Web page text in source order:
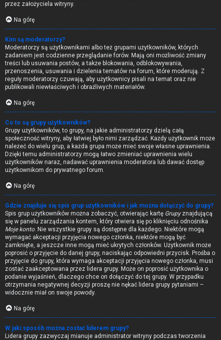
przez założyciela witryny.
Na górę
Kim są moderatorzy?
Moderatorzy są użytkownikami albo też grupami użytkowników, których
zadaniem jest codzienne przeglądanie forów. Mają oni możliwość zmiany
treści lub usuwania postów, a także blokowania, odblokowywania,
przenoszenia, usuwania i dzielenia tematów na forum, które moderują. Z
reguły moderatorzy czuwają, aby użytkownicy pisali na temat oraz nie
publikowali niewłaściwych i obraźliwych materiałów.
Na górę
Co to są grupy użytkowników?
Grupy użytkowników, to grupy, na jakie administratorzy dzielą całą
społeczność witryny, aby łatwiej było nimi zarządzać. Każdy użytkownik może
należeć do wielu grup, a każda grupa może mieć swoje własne uprawnienia.
Dzięki temu administratorzy mogą łatwo zmieniać uprawnienia wielu
użytkowników naraz, nadawać uprawnienia moderatora lub dawać dostęp
użytkownikom do prywatnego forum.
Na górę
Gdzie znajduje się spis grup użytkowników i jak można dołączyć do grupy?
Spis grup użytkowników można zobaczyć, otwierając kartę Grupyznajdującą
się w panelu zarządzania kontem, który otwiera się po kliknięciu odnośnika
Moje konto. Nie wszystkie grupy są dostępne dla każdego. Niektóre mogą
wymagać akceptacji przyjęcia nowego członka, niektóre mogą być
zamknięte, a jeszcze inne mogą mieć ukrytych członków. Użytkownik może
poprosić o przyjęcie do danej grupy, naciskając odpowiedni przycisk. Prośba o
przyjęcie do grupy, która wymaga akceptacji przyjęcia nowego członka, musi
zostać zaakceptowana przez lidera grupy. Może on poprosić użytkownika o
podanie wyjaśnień, dlaczego chce on dołączyć do tej grupy. W przypadku
otrzymania negatywnej decyzji proszę nie nękać lidera grupy pytaniami –
widocznie miał on swoje powody.
Na górę
W jaki sposób można zostać liderem grupy?
Lidera grupy zazwyczaj mianuje administrator witryny podczas tworzenia